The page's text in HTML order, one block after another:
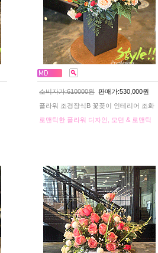
소비자가:610000원 판매가:530,000원
플라워 조경장식B 꽃꽂이 인테리어 조화
로맨틱한 플라워 디자인, 모던 & 로맨틱